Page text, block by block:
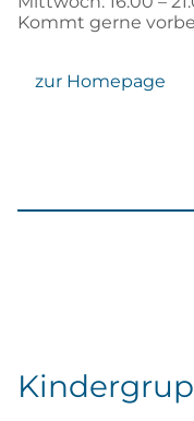
Kommt gerne
zur Homepage